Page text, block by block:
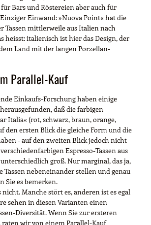
Bars und Röstereien aber auch für
Einwand: »Nuova Point« hat die
Tassen mittlerweile aus Italien nach
heisst: italienisch ist hier das Design, der
Land mit der langen Porzellan-
Parallel-Kauf
Einkaufs-Forschung haben einige
daß die farbigen
Italia« (rot, schwarz, braun, orange,
den ersten Blick die gleiche Form und die
- auf den zweiten Blick jedoch nicht
Espresso-Tassen aus
groß. Nur marginal, das ja,
Tassen nebeneinander stellen und genau
Sie es bemerken.
Manche stört es, anderen ist es egal
sehen in diesen Varianten einen
Diversität. Wenn Sie zur ersteren
raten wir von einem Parallel-Kauf